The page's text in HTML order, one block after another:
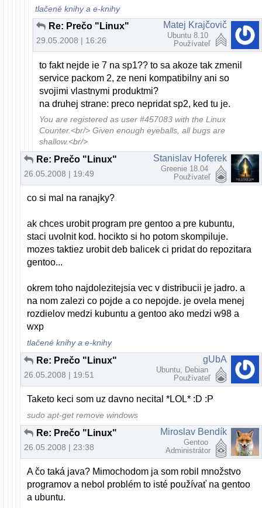
tlačené knihy a e-knihy
Re: Prečo "Linux"
29.05.2008 | 16:26
Matej Krajčovič
Ubuntu 8.10
Používateľ
to fakt nejde ie 7 na sp1?? to sa akoze tak zmenil
service packom 2, ze neni kompatibilny ani so
svojimi vlastnymi produktmi?
na druhej strane: preco nepridat sp2, ked tu je.
You are registered as user #457083 with the Linux
Counter.<br/> Given enough eyeballs, all bugs are
shallow.<br/>
Re: Prečo "Linux"
26.05.2008 | 19:49
Stanislav Hoferek
Greenie 18.04
Používateľ
co si mal na ranajky?
ak chces urobit program pre gentoo a pre kubuntu,
staci uvolnit kod. hocikto si ho potom skompiluje.
mozes taktiez urobit deb balicek ci pridat do repozitara
gentoo...
okrem toho najdolezitejsia vec v distribucii je jadro. a
na nom zalezi co pojde a co nepojde. je ovela menej
rozdielov medzi kubuntu a gentoo ako medzi w98 a
wxp
tlačené knihy a e-knihy
Re: Prečo "Linux"
26.05.2008 | 19:51
gUbA
Ubuntu, Debian
Používateľ
Taketo keci som uz davno necital *LOL* :D :P
sudo apt-get remove windows
Re: Prečo "Linux"
26.05.2008 | 23:38
Miroslav Bendík
Gentoo
Administrátor
A čo taká java? Mimochodom ja som robil množstvo
programov a nebol problém to isté používať na gentoo
a ubuntu.